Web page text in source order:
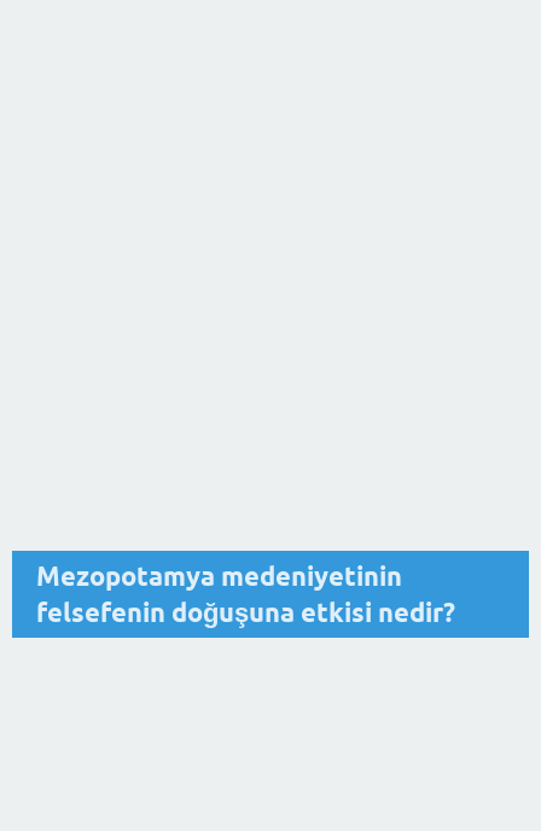
Mezopotamya medeniyetinin
felsefenin doğuşuna etkisi nedir?